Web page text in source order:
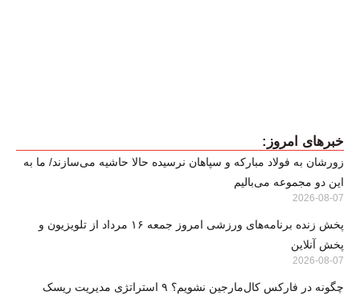
خبرهای امروز:
زورشان به فولاد مبارکه و سپاهان نرسیده حالا حاشیه می‌سازند/ ما به
این دو مجموعه می‌بالیم
2026-08-07
پخش زنده برنامه‌های ورزشی امروز جمعه ۱۶ مرداد از تلویزیون و
پخش آنلاین
2026-08-07
چگونه در فارکس کال‌مارجین نشویم؟ ۹ استراتژی مدیریت ریسک